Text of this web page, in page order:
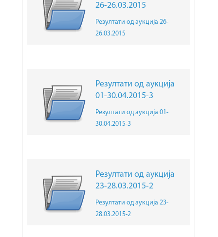
26-26.03.2015
Резултати од аукција 26-
26.03.2015
Резултати од аукција
01-30.04.2015-3
Резултати од аукција 01-
30.04.2015-3
Резултати од аукција
23-28.03.2015-2
Резултати од аукција 23-
28.03.2015-2